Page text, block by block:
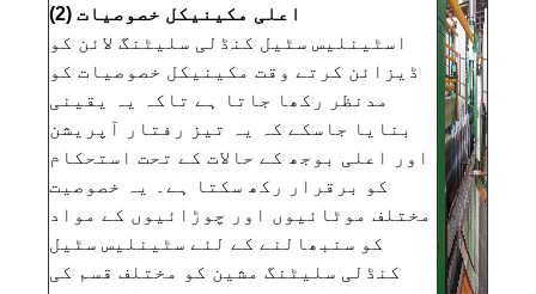
(2) اعلی مکینیکل خصوصیات
اسٹینلیس سٹیل کنڈلی سلیٹنگ لائن کو
ڈیزائن کرتے وقت مکینیکل خصوصیات کو
مدنظر رکھا جاتا ہے تاکہ یہ یقینی
بنایا جاسکے کہ یہ تیز رفتار آپریشن
اور اعلی بوجھ کے حالات کے تحت استحکام
کو برقرار رکھ سکتا ہے۔ یہ خصوصیت
مختلف موٹائیوں اور چوڑائیوں کے مواد
کو سنبھالنے کے لئے سٹینلیس سٹیل
کنڈلی سلیٹنگ مشین کو مختلف قسم کی